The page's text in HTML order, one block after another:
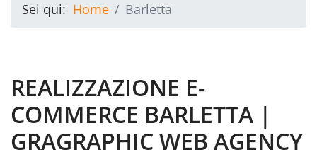
Sei qui: Home Barletta
REALIZZAZIONE E-
COMMERCE BARLETTA |
GRAGRAPHIC WEB AGENCY